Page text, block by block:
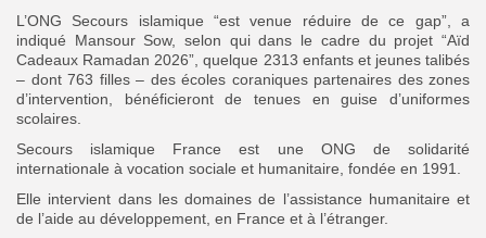
L’ONG Secours islamique “est venue réduire de ce gap”, a
indiqué Mansour Sow, selon qui dans le cadre du projet “Aïd
Cadeaux Ramadan 2026”, quelque 2313 enfants et jeunes talibés
– dont 763 filles – des écoles coraniques partenaires des zones
d’intervention, bénéficieront de tenues en guise d’uniformes
scolaires.
Secours islamique France est une ONG de solidarité
internationale à vocation sociale et humanitaire, fondée en 1991.
Elle intervient dans les domaines de l’assistance humanitaire et
de l’aide au développement, en France et à l’étranger.